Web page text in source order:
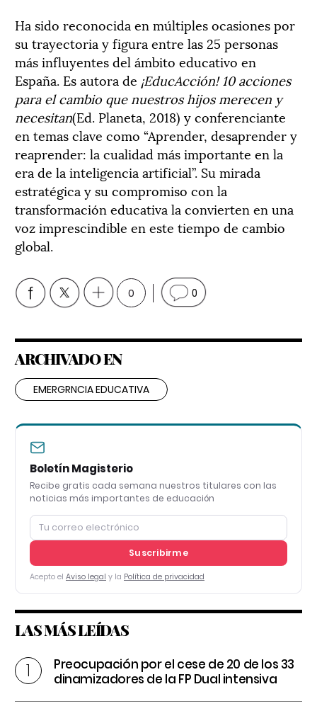
Ha sido reconocida en múltiples ocasiones por
su trayectoria y figura entre las 25 personas
más influyentes del ámbito educativo en
España. Es autora de ¡EducAcción! 10 acciones
para el cambio que nuestros hijos merecen y
necesitan(Ed. Planeta, 2018) y conferenciante
en temas clave como “Aprender, desaprender y
reaprender: la cualidad más importante en la
era de la inteligencia artificial”. Su mirada
estratégica y su compromiso con la
transformación educativa la convierten en una
voz imprescindible en este tiempo de cambio
global.
0 0
ARCHIVADO EN
EMERGRNCIA EDUCATIVA
Boletín Magisterio
Recibe gratis cada semana nuestros titulares con las
noticias más importantes de educación
Suscribirme
Acepto el Aviso legal y la Política de privacidad
LAS MÁS LEÍDAS
Preocupación por el cese de 20 de los 33
dinamizadores de la FP Dual intensiva